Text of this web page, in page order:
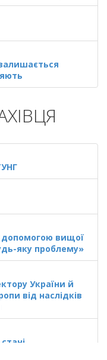
допомогою вищої
яку проблему»
України й
від наслідків